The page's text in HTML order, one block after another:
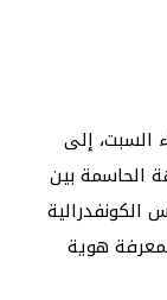
السبت، إلى
الحاسمة بين
الكونفدرالية
لمعرفة هوية